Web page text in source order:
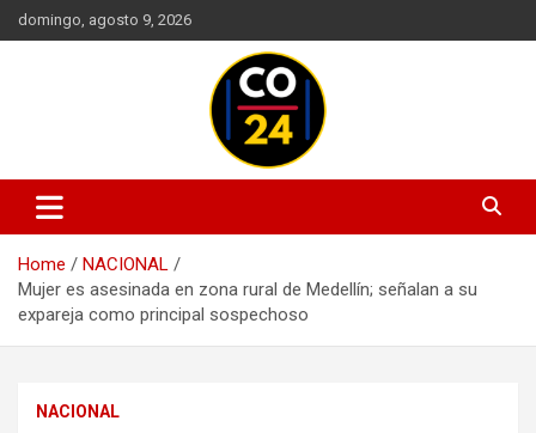
Skip
to
domingo, agosto 9, 2026
Noticias Colombia 24 Horas |
Últimas Noticias de Colombia y
el Mundo
Mantente informado con las últimas actualizaciones en política,
economía, deportes, tecnología y más. Información confiable y
actualizada en un solo lugar.
Home
NACIONAL
Mujer es asesinada en zona rural de Medellín; señalan a su
expareja como principal sospechoso
NACIONAL